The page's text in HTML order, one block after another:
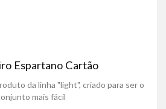
Espartano Cartão
da linha "light", criado para ser o
mais fácil